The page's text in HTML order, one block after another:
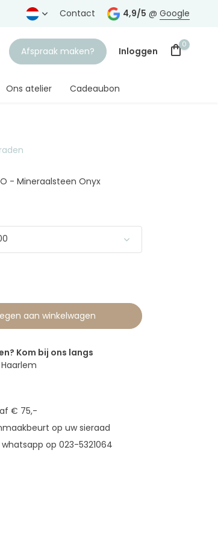
Gratis verzending vanaf € 75,-
Contact 4,9/5 @ Google
Afspraak maken? Inloggen
0
Ons atelier Cadeaubon
- Mineraalsteen Onyx
aan winkelwagen
Kom bij ons langs
Haarlem
€ 75,-
op uw sieraad
op 023-5321064